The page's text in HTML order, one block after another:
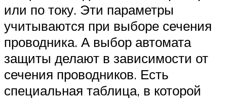
или по току. Эти параметры
учитываются при выборе сечения
проводника. А выбор автомата
защиты делают в зависимости от
сечения проводников. Есть
специальная таблица, в которой